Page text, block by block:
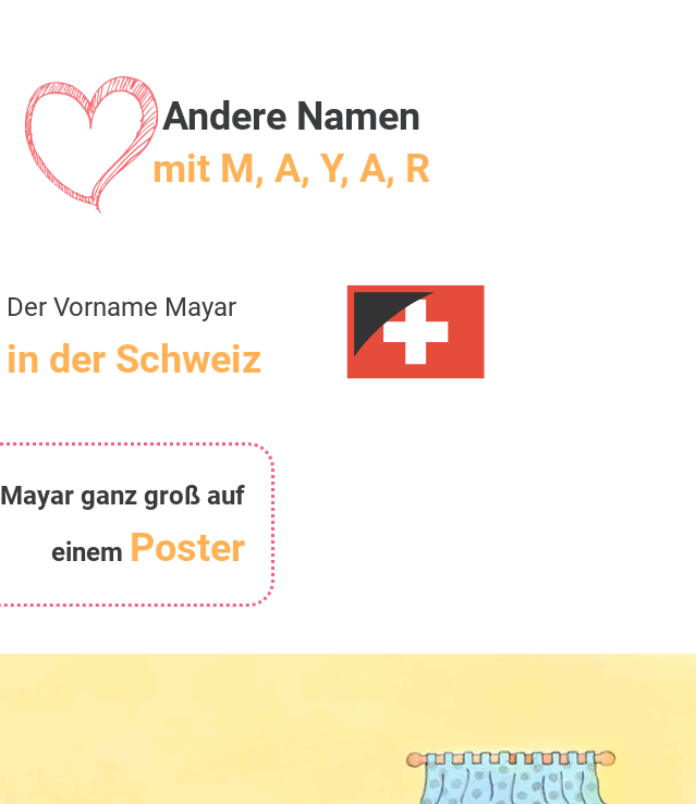
Andere Namen
mit M, A, Y, A, R
Der Vorname Mayar
in der Schweiz
Mayar ganz groß auf
einem Poster